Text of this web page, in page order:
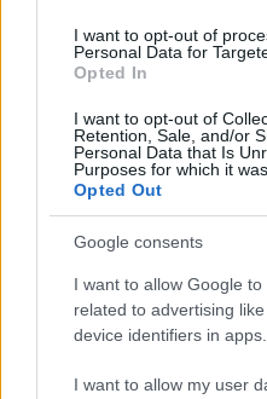
I want to opt-out of
Personal Data for
Opted In
I want to opt-out of
Retention, Sale, and/or
Personal Data that Is
Purposes for which it
Opted Out
Google consents
I want to allow Google
related to advertising
device identifiers in apps.
I want to allow my user
KERTÉSZ ÉS
Mogyoró (
avellana
Római mogyoró K. 1
Származás és
Tamássy I. és Horn E.